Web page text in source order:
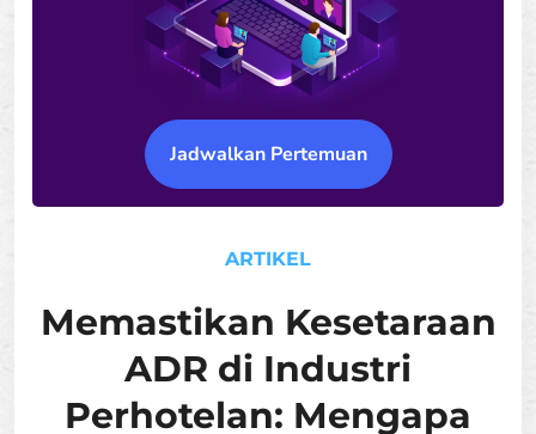
Jadwalkan Pertemuan
ARTIKEL
Memastikan Kesetaraan
ADR di Industri
Perhotelan: Mengapa